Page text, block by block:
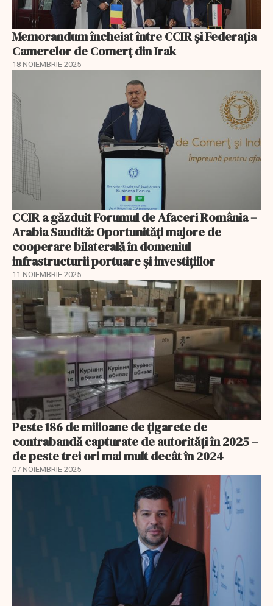
Memorandum încheiat între CCIR și Federația
Camerelor de Comerț din Irak
18 NOIEMBRIE 2025
CCIR a găzduit Forumul de Afaceri România –
Arabia Saudită: Oportunități majore de
cooperare bilaterală în domeniul
infrastructurii portuare și investițiilor
11 NOIEMBRIE 2025
Peste 186 de milioane de țigarete de
contrabandă capturate de autorități în 2025 –
de peste trei ori mai mult decât în 2024
07 NOIEMBRIE 2025